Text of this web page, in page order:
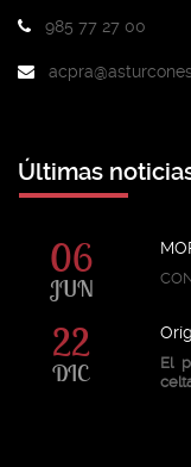
985 77 27 00
Últimas
06
JUN
22
DIC
El